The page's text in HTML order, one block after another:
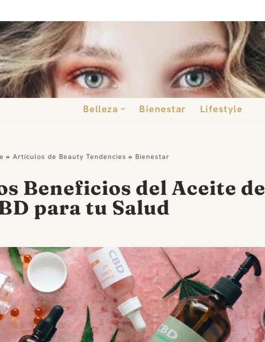
Belleza Bienestar Lifestyle
» Artículos de Beauty Tendencies » Bienestar
Beneficios del Aceite de
para tu Salud